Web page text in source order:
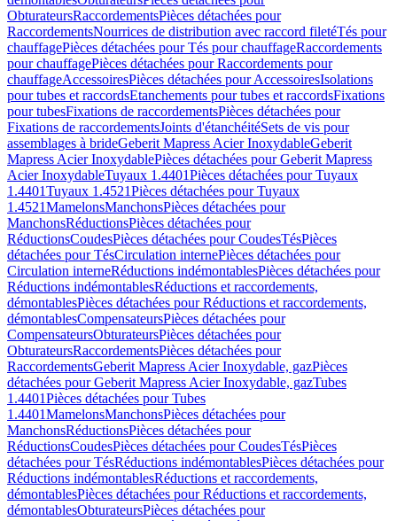
ObturateursRaccordementsPièces détachées pour
RaccordementsNourrices de distribution avec raccord filetéTés pour
chauffagePièces détachées pour Tés pour chauffageRaccordements
pour chauffagePièces détachées pour Raccordements pour
chauffageAccessoiresPièces détachées pour AccessoiresIsolations
pour tubes et raccordsEtanchements pour tubes et raccordsFixations
pour tubesFixations de raccordementsPièces détachées pour
Fixations de raccordementsJoints d'étanchéitéSets de vis pour
assemblages à brideGeberit Mapress Acier InoxydableGeberit
Mapress Acier InoxydablePièces détachées pour Geberit Mapress
Acier InoxydableTuyaux 1.4401Pièces détachées pour Tuyaux
1.4401Tuyaux 1.4521Pièces détachées pour Tuyaux
1.4521MamelonsManchonsPièces détachées pour
ManchonsRéductionsPièces détachées pour
RéductionsCoudesPièces détachées pour CoudesTésPièces
détachées pour TésCirculation internePièces détachées pour
Circulation interneRéductions indémontablesPièces détachées pour
Réductions indémontablesRéductions et raccordements,
démontablesPièces détachées pour Réductions et raccordements,
démontablesCompensateursPièces détachées pour
CompensateursObturateursPièces détachées pour
ObturateursRaccordementsPièces détachées pour
RaccordementsGeberit Mapress Acier Inoxydable, gazPièces
détachées pour Geberit Mapress Acier Inoxydable, gazTubes
1.4401Pièces détachées pour Tubes
1.4401MamelonsManchonsPièces détachées pour
ManchonsRéductionsPièces détachées pour
RéductionsCoudesPièces détachées pour CoudesTésPièces
détachées pour TésRéductions indémontablesPièces détachées pour
Réductions indémontablesRéductions et raccordements,
démontablesPièces détachées pour Réductions et raccordements,
démontablesObturateursPièces détachées pour